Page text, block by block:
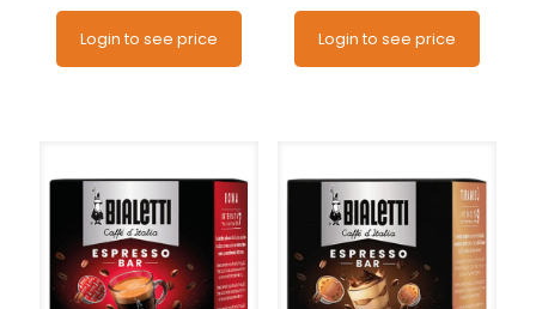
Login to see price Login to see price